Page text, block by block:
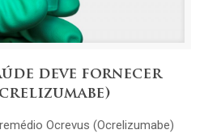
deve fornecer
Ocrevus (Ocrelizumabe)